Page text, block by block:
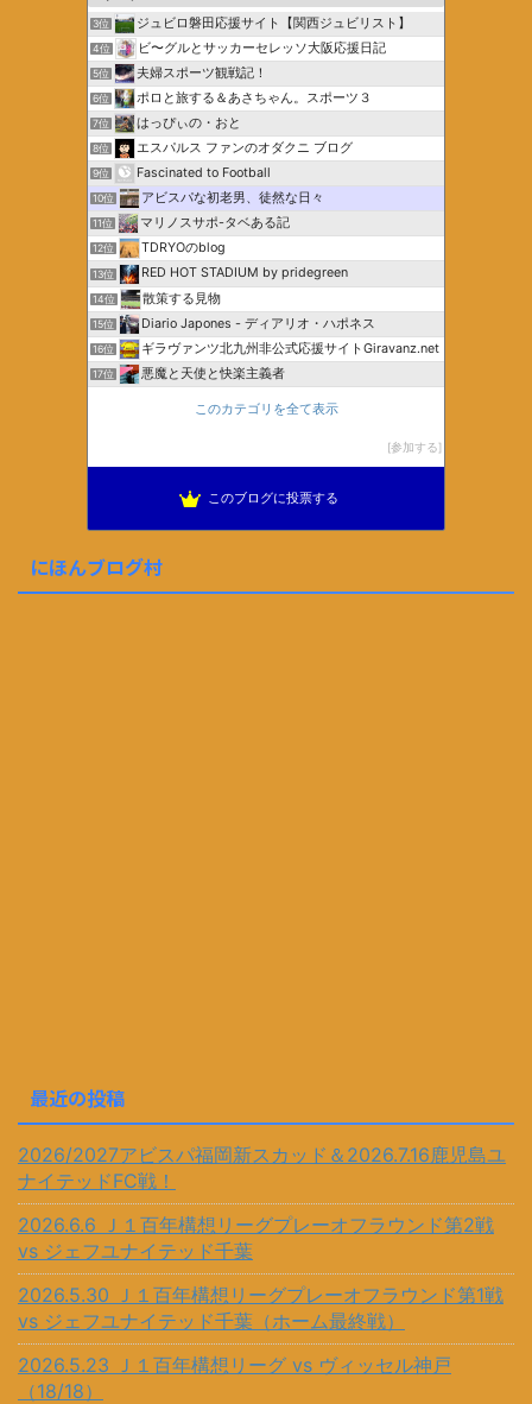
3位 ジュビロ磐田応援サイト【関西ジュビリスト】
4位 ビ〜グルとサッカーセレッソ大阪応援日記
5位 夫婦スポーツ観戦記！
6位 ポロと旅する＆あさちゃん。スポーツ３
7位 はっぴぃの・おと
8位 エスパルス ファンのオダクニ ブログ
9位 Fascinated to Football
10位 アビスパな初老男、徒然な日々
11位 マリノスサポ-タベある記
12位 TDRYOのblog
13位 RED HOT STADIUM by pridegreen
14位 散策する見物
15位 Diario Japones - ディアリオ・ハポネス
16位 ギラヴァンツ北九州非公式応援サイトGiravanz.net
17位 悪魔と天使と快楽主義者
このカテゴリを全て表示
参加する
このブログに投票する
にほんブログ村
最近の投稿
2026/2027アビスパ福岡新スカッド＆2026.7.16鹿児島ユ
ナイテッドFC戦！
2026.6.6 Ｊ１百年構想リーグプレーオフラウンド第2戦
vs ジェフユナイテッド千葉
2026.5.30 Ｊ１百年構想リーグプレーオフラウンド第1戦
vs ジェフユナイテッド千葉（ホーム最終戦）
2026.5.23 Ｊ１百年構想リーグ vs ヴィッセル神戸
（18/18）